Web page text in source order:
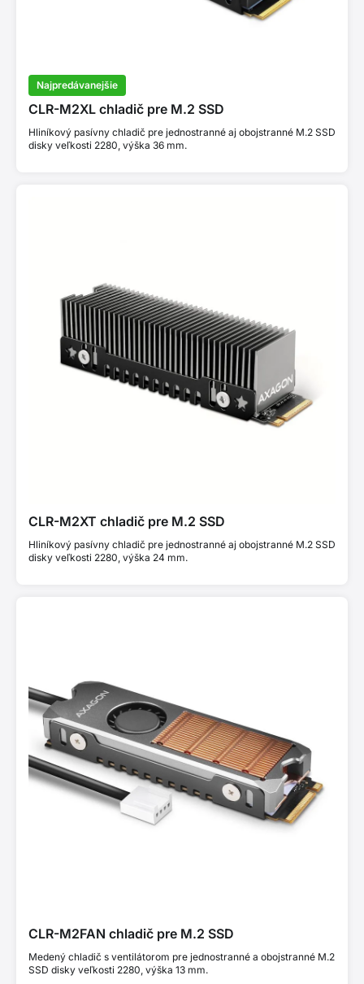
Najpredávanejšie
CLR-M2XL chladič pre M.2 SSD
Hliníkový pasívny chladič pre jednostranné aj obojstranné M.2 SSD
disky veľkosti 2280, výška 36 mm.
CLR-M2XT chladič pre M.2 SSD
Hliníkový pasívny chladič pre jednostranné aj obojstranné M.2 SSD
disky veľkosti 2280, výška 24 mm.
CLR-M2FAN chladič pre M.2 SSD
Medený chladič s ventilátorom pre jednostranné a obojstranné M.2
SSD disky veľkosti 2280, výška 13 mm.